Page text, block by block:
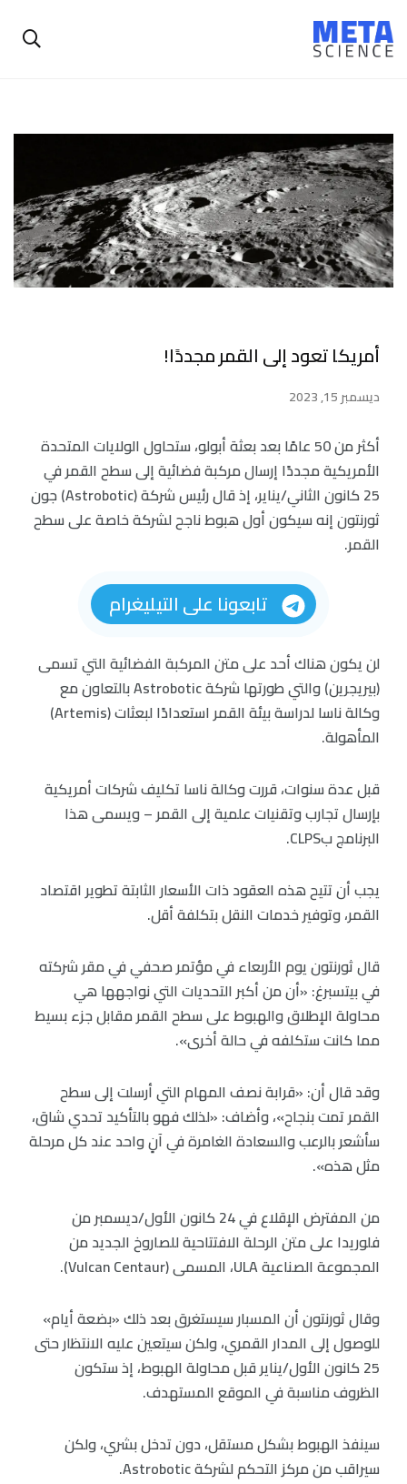
أمريكا تعود إلى القمر مجددًا!
ديسمبر 15, 2023
أكثر من 50 عامًا بعد بعثة أبولو، ستحاول الولايات المتحدة
الأمريكية مجددًا إرسال مركبة فضائية إلى سطح القمر في
25 كانون الثاني/يناير، إذ قال رئيس شركة (Astrobotic) جون
ثورنتون إنه سيكون أول هبوط ناجح لشركة خاصة على سطح
القمر.
تابعونا على التيليغرام
لن يكون هناك أحد على متن المركبة الفضائية التي تسمى
(بيريجرين) والتي طورتها شركة Astrobotic بالتعاون مع
وكالة ناسا لدراسة بيئة القمر استعدادًا لبعثات (Artemis)
المأهولة.
قبل عدة سنوات، قررت وكالة ناسا تكليف شركات أمريكية
بإرسال تجارب وتقنيات علمية إلى القمر – ويسمى هذا
البرنامج بCLPS.
يجب أن تتيح هذه العقود ذات الأسعار الثابتة تطوير اقتصاد
القمر، وتوفير خدمات النقل بتكلفة أقل.
قال ثورنتون يوم الأربعاء في مؤتمر صحفي في مقر شركته
في بيتسبرغ: «أن من أكبر التحديات التي نواجهها هي
محاولة الإطلاق والهبوط على سطح القمر مقابل جزء بسيط
مما كانت ستكلفه في حالة أخرى».
وقد قال أن: «قرابة نصف المهام التي أرسلت إلى سطح
القمر تمت بنجاح»، وأضاف: «لذلك فهو بالتأكيد تحدي شاق،
سأشعر بالرعب والسعادة الغامرة في آنٍ واحد عند كل مرحلة
مثل هذه».
من المفترض الإقلاع في 24 كانون الأول/ديسمبر من
فلوريدا على متن الرحلة الافتتاحية للصاروخ الجديد من
المجموعة الصناعية ULA، المسمى (Vulcan Centaur).
وقال ثورنتون أن المسبار سيستغرق بعد ذلك «بضعة أيام»
للوصول إلى المدار القمري، ولكن سيتعين عليه الانتظار حتى
25 كانون الأول/يناير قبل محاولة الهبوط، إذ ستكون
الظروف مناسبة في الموقع المستهدف.
سينفذ الهبوط بشكل مستقل، دون تدخل بشري، ولكن
سيراقب من مركز التحكم لشركة Astrobotic.